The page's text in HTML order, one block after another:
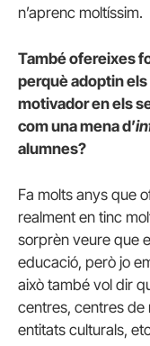
n’aprenc moltíssim.
També ofereixes
perquè adoptin
motivador en els
com una mena d’
alumnes?
Fa molts anys que
realment en tinc
sorprèn veure que
educació, però jo
això també vol dir
centres, centres de
entitats culturals,